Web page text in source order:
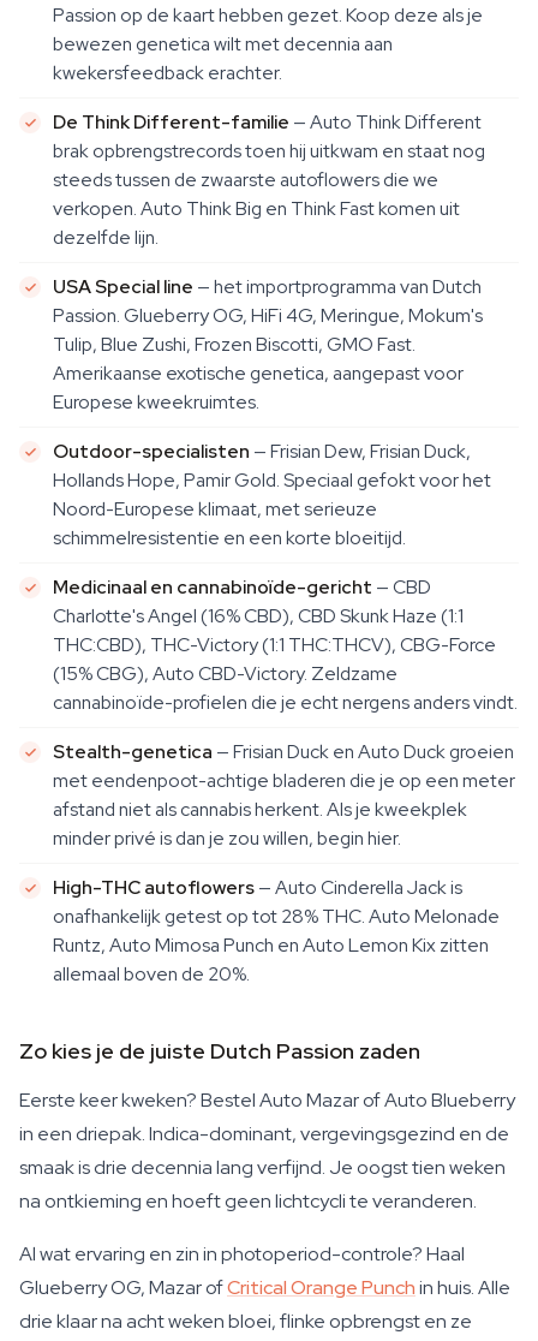
Passion op de kaart hebben gezet. Koop deze als je
bewezen genetica wilt met decennia aan
kwekersfeedback erachter.
De Think Different-familie — Auto Think Different
brak opbrengstrecords toen hij uitkwam en staat nog
steeds tussen de zwaarste autoflowers die we
verkopen. Auto Think Big en Think Fast komen uit
dezelfde lijn.
USA Special line — het importprogramma van Dutch
Passion. Glueberry OG, HiFi 4G, Meringue, Mokum's
Tulip, Blue Zushi, Frozen Biscotti, GMO Fast.
Amerikaanse exotische genetica, aangepast voor
Europese kweekruimtes.
Outdoor-specialisten — Frisian Dew, Frisian Duck,
Hollands Hope, Pamir Gold. Speciaal gefokt voor het
Noord-Europese klimaat, met serieuze
schimmelresistentie en een korte bloeitijd.
Medicinaal en cannabinoïde-gericht — CBD
Charlotte's Angel (16% CBD), CBD Skunk Haze (1:1
THC:CBD), THC-Victory (1:1 THC:THCV), CBG-Force
(15% CBG), Auto CBD-Victory. Zeldzame
cannabinoïde-profielen die je echt nergens anders vindt.
Stealth-genetica — Frisian Duck en Auto Duck groeien
met eendenpoot-achtige bladeren die je op een meter
afstand niet als cannabis herkent. Als je kweekplek
minder privé is dan je zou willen, begin hier.
High-THC autoflowers— Auto Cinderella Jack is
onafhankelijk getest op tot 28% THC. Auto Melonade
Runtz, Auto Mimosa Punch en Auto Lemon Kix zitten
allemaal boven de 20%.
Zo kies je de juiste Dutch Passion zaden
Eerste keer kweken? Bestel Auto Mazar of Auto Blueberry
in een driepak. Indica-dominant, vergevingsgezind en de
smaak is drie decennia lang verfijnd. Je oogst tien weken
na ontkieming en hoeft geen lichtcycli te veranderen.
Al wat ervaring en zin in photoperiod-controle? Haal
Glueberry OG, Mazar ofCritical Orange Punchin huis. Alle
drie klaar na acht weken bloei, flinke opbrengst en ze